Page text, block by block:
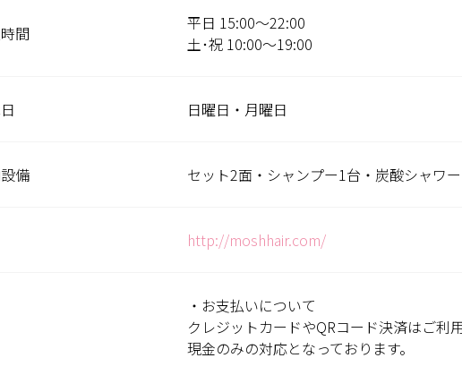
間
平日 15:00〜22:00
土･祝 10:00〜19:00
日曜日・月曜日
備 セット2面・シャンプー1台・炭酸シャワ
http://moshhair.com/
・お支払いについて
クレジットカードやQRコード決済はご利
現金のみの対応となっております。